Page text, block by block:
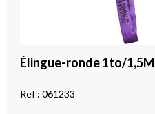
Élingue-ronde 1to/1,5M
061233